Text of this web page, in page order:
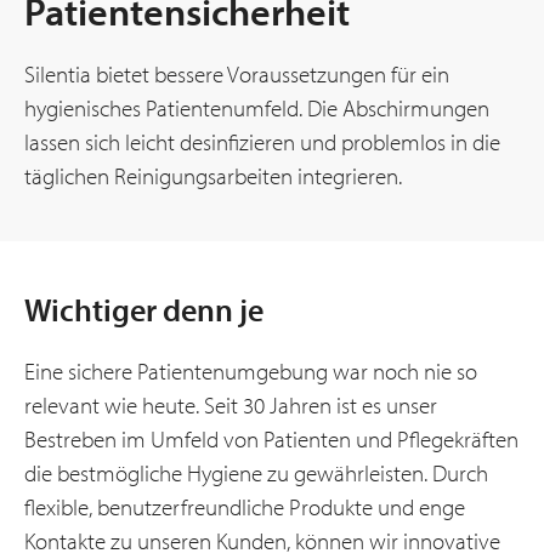
Patientensicherheit
Silentia bietet bessere Voraussetzungen für ein
hygienisches Patientenumfeld. Die Abschirmungen
lassen sich leicht desinfizieren und problemlos in die
täglichen Reinigungsarbeiten integrieren.
Wichtiger denn je
Eine sichere Patientenumgebung war noch nie so
relevant wie heute. Seit 30 Jahren ist es unser
Bestreben im Umfeld von Patienten und Pflegekräften
die bestmögliche Hygiene zu gewährleisten. Durch
flexible, benutzerfreundliche Produkte und enge
Kontakte zu unseren Kunden, können wir innovative